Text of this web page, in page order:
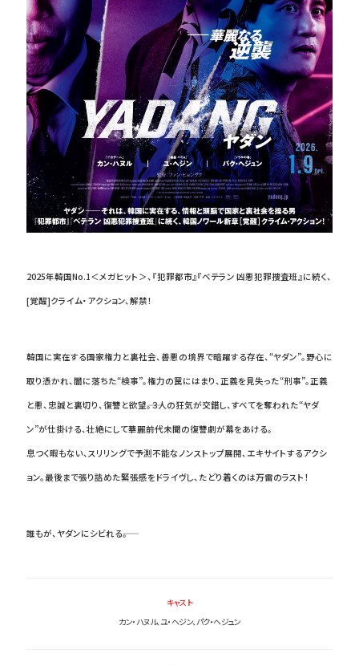
2025年韓国No.1＜メガヒット＞、『犯罪都市』『ベテラン 凶悪犯罪捜査班』に続く、
[覚醒]クライム・アクション、解禁！
韓国に実在する――国家権力と裏社会、善悪の境界で暗躍する存在、“ヤダン”。野心に
取り憑かれ、闇に落ちた“検事”。権力の罠にはまり、正義を見失った“刑事”。正義
と悪、忠誠と裏切り、復讐と欲望――。３人の狂気が交錯し、すべてを奪われた“ヤダ
ン”が仕掛ける、壮絶にして華麗――前代未聞の復讐劇が幕をあける。
息つく暇もない、スリリングで予測不能なノンストップ展開、エキサイトするアクシ
ョン。最後まで張り詰めた緊張感をドライヴし、たどり着くのは――万雷のラスト！
誰もが、ヤダンにシビれる――。
キャスト
カン・ハヌル、ユ・ヘジン、パク・ヘジュン